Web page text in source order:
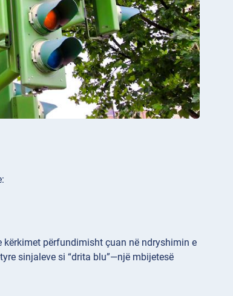
përfundimisht çuan në ndryshimin e
sinjaleve si “drita blu”—një mbijetesë